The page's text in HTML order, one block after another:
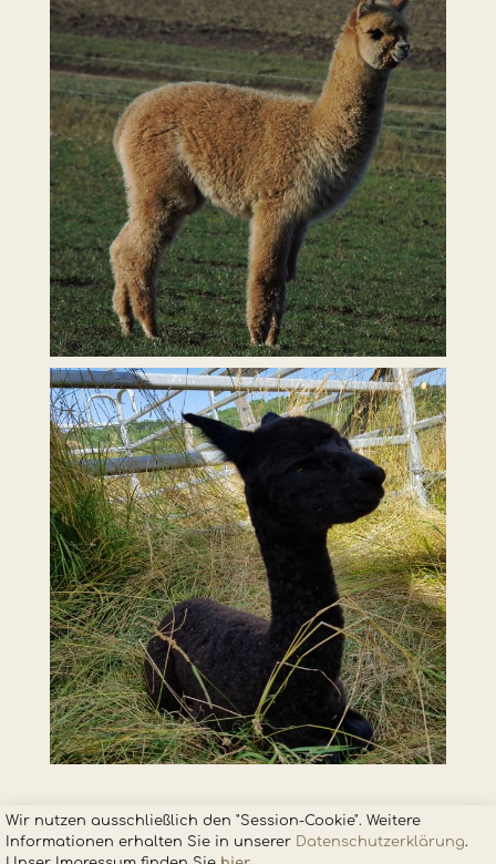
Wir nutzen ausschließlich den "Session-Cookie". Weitere
Informationen erhalten Sie in unserer Datenschutzerklärung.